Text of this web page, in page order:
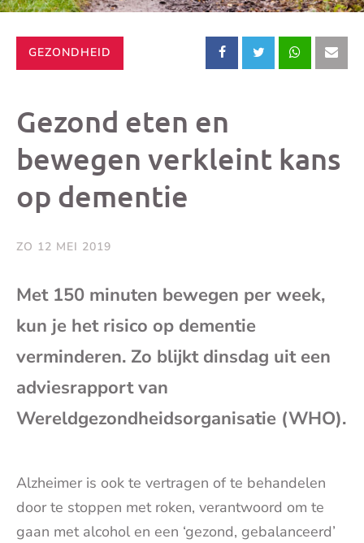
CATEGORIE:
GEZONDHEID Deel
bericht
Deel
bericht
Deel
e-
Gezond eten en
bewegen verkleint kans
op dementie
ZO 12 MEI 2019
Met 150 minuten bewegen per week,
kun je het risico op dementie
verminderen. Zo blijkt dinsdag uit een
adviesrapport van
Wereldgezondheidsorganisatie (WHO).
Alzheimer is ook te vertragen of te behandelen
door te stoppen met roken, verantwoord om te
gaan met alcohol en een ‘gezond, gebalanceerd’